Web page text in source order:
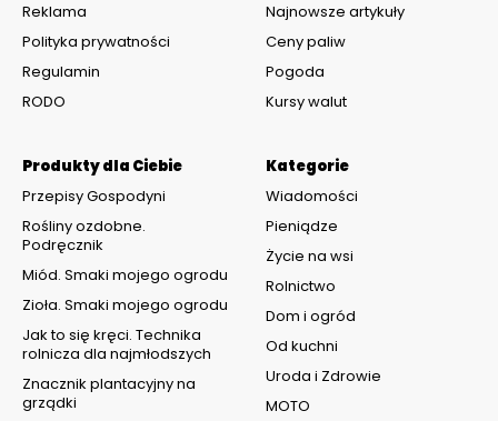
Reklama
Polityka prywatności
Regulamin
RODO
Kategorie
Wiadomości
Pieniądze
Życie na wsi
Rolnictwo
Dom i ogród
Od kuchni
Uroda i Zdrowie
MOTO
Produkty dla Ciebie
Przepisy Gospodyni
Rośliny ozdobne.
Podręcznik
Miód. Smaki mojego ogrodu
Zioła. Smaki mojego ogrodu
Jak to się kręci. Technika
rolnicza dla najmłodszych
Znacznik plantacyjny na
grządki
Najnowsze artykuły
Ceny paliw
Pogoda
Kursy walut